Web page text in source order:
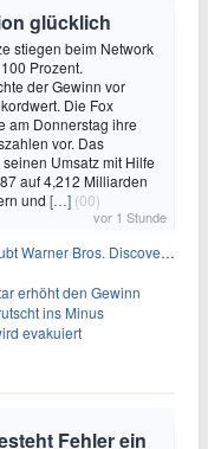
glücklich
stiegen beim Network
Prozent.
der Gewinn vor
Die Fox
am Donnerstag ihre
vor. Das
Umsatz mit Hilfe
auf 4,212 Milliarden
und […] (00)
vor 1 Stunde
Bros. Discovery-Übernahme
erhöht den Gewinn
ins Minus
evakuiert
Fehler ein